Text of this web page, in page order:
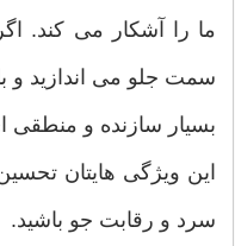
ما را آشکار می کند.
سمت جلو می اندازید
بسیار سازنده و منطقی
این ویژگی هایتان
سرد و رقابت جو باشید.